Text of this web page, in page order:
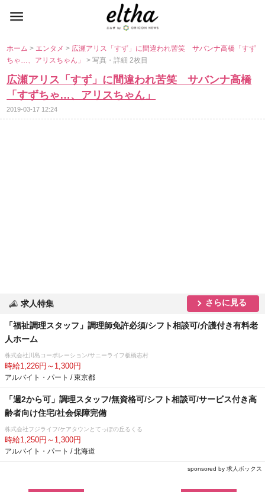
ホーム> エンタメ> 広瀬アリス「すず」に間違われ苦笑 サバンナ高橋「すず
ちゃ…、アリスちゃん」> 写真・詳細 2枚目
広瀬アリス「すず」に間違われ苦笑 サバンナ高橋
「すずちゃ…、アリスちゃん」
2019-03-17 12:24
求人特集 さらに見る
「福祉調理スタッフ」調理師免許必須/シフト相談可/介護付き有料老
人ホーム
株式会社川島コーポレーション/サニーライフ板橋志村
時給1,226円～1,300円
アルバイト・パート / 東京都
「週2から可」調理スタッフ/無資格可/シフト相談可/サービス付き高
齢者向け住宅/社会保障完備
株式会社フジライフ/ケアタウンとてっぽの丘るくる
時給1,250円～1,300円
アルバイト・パート / 北海道
sponsored by 求人ボックス